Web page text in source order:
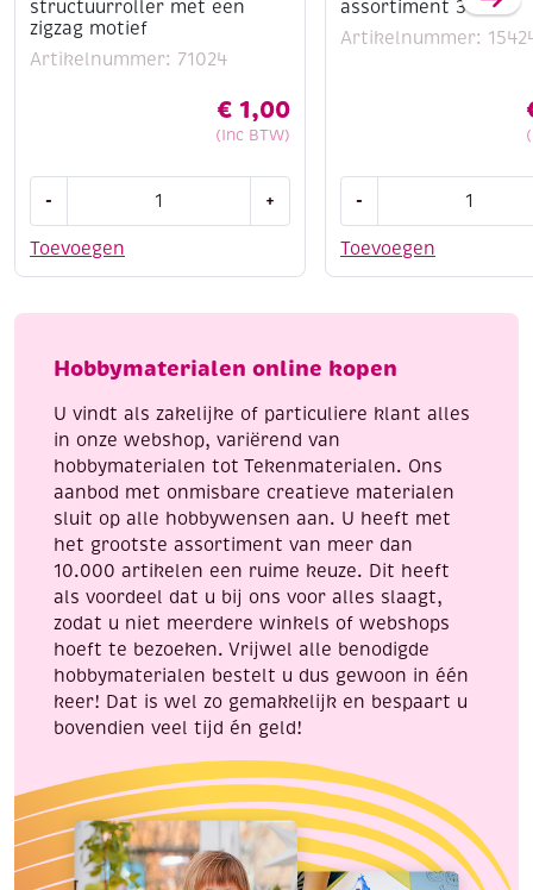
structuurroller met een
zigzag motief
Artikelnummer: 71024
€ 1,00
(Inc BTW)
Toevoegen
-
/
een
motief
+
assortiment 3 st
Artikelnummer:
Toevoegen
-
carvers,
st
Hobbymaterialen online kopen
U vindt als zakelijke of particuliere klant alles
in onze webshop, variërend van
hobbymaterialen tot Tekenmaterialen. Ons
aanbod met onmisbare creatieve materialen
sluit op alle hobbywensen aan. U heeft met
het grootste assortiment van meer dan
10.000 artikelen een ruime keuze. Dit heeft
als voordeel dat u bij ons voor alles slaagt,
zodat u niet meerdere winkels of webshops
hoeft te bezoeken. Vrijwel alle benodigde
hobbymaterialen bestelt u dus gewoon in één
keer! Dat is wel zo gemakkelijk en bespaart u
bovendien veel tijd én geld!